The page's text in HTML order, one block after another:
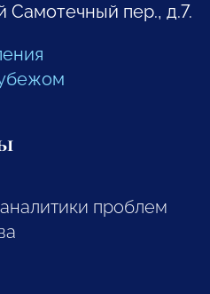
Самотечный пер., д.7.
проблем